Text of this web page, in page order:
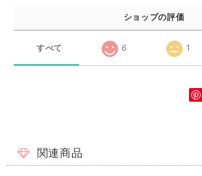
ショップの評価
すべて 6 1
関連商品